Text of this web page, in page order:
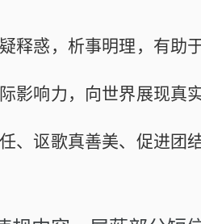
释惑，析事明理，有助
影响力，向世界展现真
、讴歌真善美、促进团